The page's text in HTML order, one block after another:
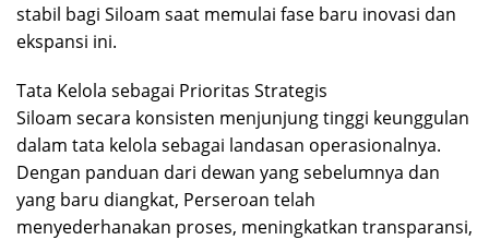
stabil bagi Siloam saat memulai fase baru inovasi dan
ekspansi ini.
Tata Kelola sebagai Prioritas Strategis
Siloam secara konsisten menjunjung tinggi keunggulan
dalam tata kelola sebagai landasan operasionalnya.
Dengan panduan dari dewan yang sebelumnya dan
yang baru diangkat, Perseroan telah
menyederhanakan proses, meningkatkan transparansi,